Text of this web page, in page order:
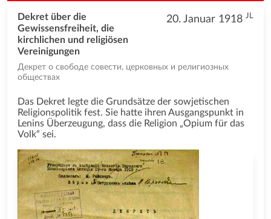
20. Januar 1918JL
Dekret über die
Gewissensfreiheit, die
kirchlichen und religiösen
Vereinigungen
Декрет о свободе совести, церковных и религиозных
обществах
Das Dekret legte die Grundsätze der sowjetischen
Religionspolitik fest. Sie hatte ihren Ausgangspunkt in
Lenins Überzeugung, dass die Religion „Opium für das
Volk“ sei.